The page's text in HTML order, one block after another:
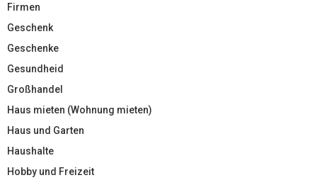
Firmen
Geschenk
Geschenke
Gesundheid
Großhandel
Haus mieten (Wohnung mieten)
Haus und Garten
Haushalte
Hobby und Freizeit